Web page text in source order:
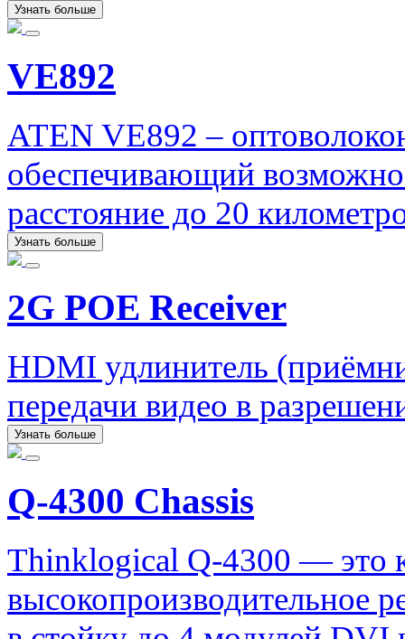
Узнать больше
VE892
ATEN VE892 –
обеспечивающий
расстояние до 20
Узнать больше
2G POE Receiver
HDMI удлинитель
передачи видео в
Узнать больше
Q-4300 Chassis
Thinklogical Q-4300 — это
высокопроизводительное